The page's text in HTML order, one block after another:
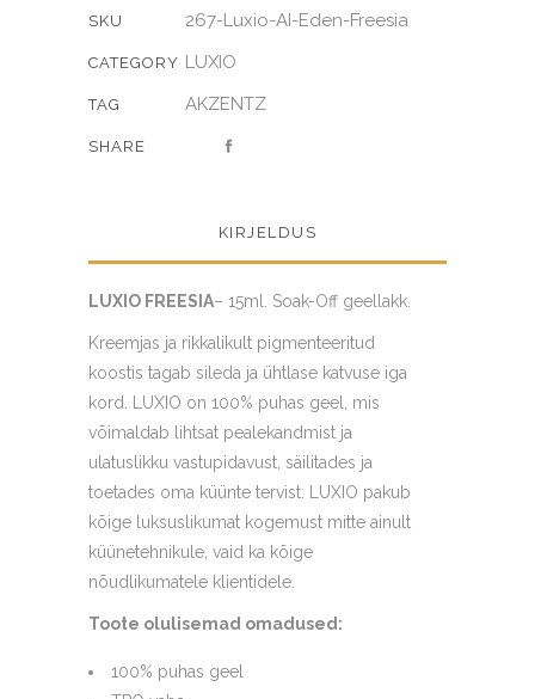
SKU 267-Luxio-AI-Eden-Freesia
CATEGORY LUXIO
TAG AKZENTZ
SHARE
KIRJELDUS
LUXIO FREESIA– 15ml. Soak-Off geellakk.
Kreemjas ja rikkalikult pigmenteeritud
koostis tagab sileda ja ühtlase katvuse iga
kord. LUXIO on 100% puhas geel, mis
võimaldab lihtsat pealekandmist ja
ulatuslikku vastupidavust, säilitades ja
toetades oma küünte tervist. LUXIO pakub
kõige luksuslikumat kogemust mitte ainult
küünetehnikule, vaid ka kõige
nõudlikumatele klientidele.
Toote olulisemad omadused:
100% puhas geel